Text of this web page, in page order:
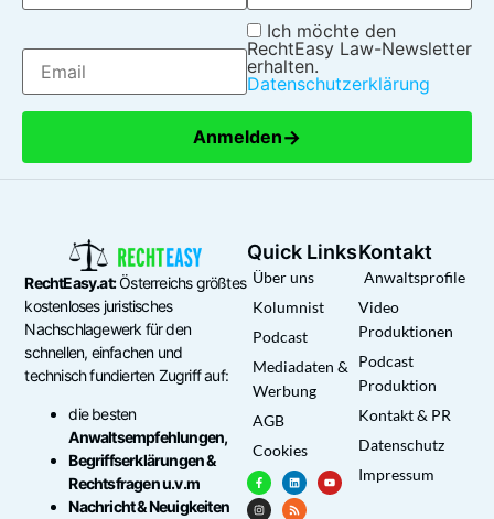
Ich möchte den
RechtEasy Law-Newsletter
erhalten.
Datenschutzerklärung
Anmelden→
RechtEasy.at:Österreichs größtes
kostenloses juristisches
Nachschlagewerk für den
schnellen, einfachen und
technisch fundierten Zugriff auf:
die besten
Anwaltsempfehlungen,
Begriffserklärungen &
Rechtsfragen u.v.m
Nachricht & Neuigkeiten
Quick Links
Über uns
Kolumnist
Podcast
Mediadaten &
Werbung
AGB
Cookies
Kontakt
Anwaltsprofile
Video
Produktionen
Podcast
Produktion
Kontakt & PR
Datenschutz
Impressum